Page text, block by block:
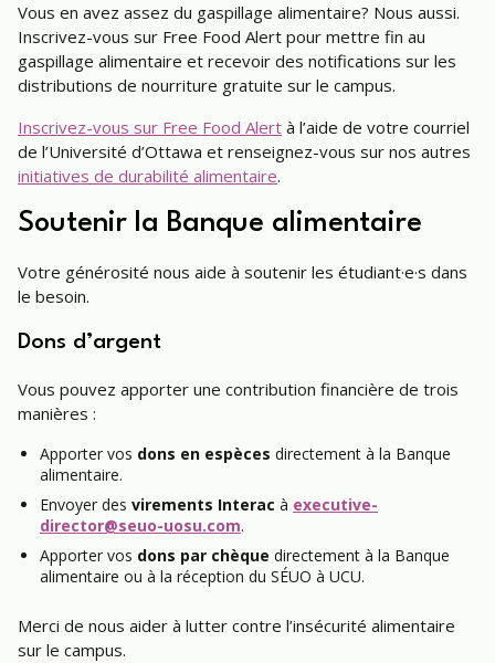
Vous en avez assez du gaspillage alimentaire? Nous aussi.
Inscrivez-vous sur Free Food Alert pour mettre fin au
gaspillage alimentaire et recevoir des notifications sur les
distributions de nourriture gratuite sur le campus.
Inscrivez-vous sur Free Food Alert à l’aide de votre courriel
de l’Université d’Ottawa et renseignez-vous sur nos autres
initiatives de durabilité alimentaire.
Soutenir la Banque alimentaire
Votre générosité nous aide à soutenir les étudiant·e·s dans
le besoin.
Dons d’argent
Vous pouvez apporter une contribution financière de trois
manières :
Apporter vos dons en espèces directement à la Banque
alimentaire.
Envoyer des virements Interac à executive-
director@seuo-uosu.com.
Apporter vos dons par chèque directement à la Banque
alimentaire ou à la réception du SÉUO à UCU.
Merci de nous aider à lutter contre l’insécurité alimentaire
sur le campus.